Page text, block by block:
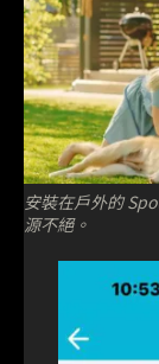
安裝在戶外的
源不絕。